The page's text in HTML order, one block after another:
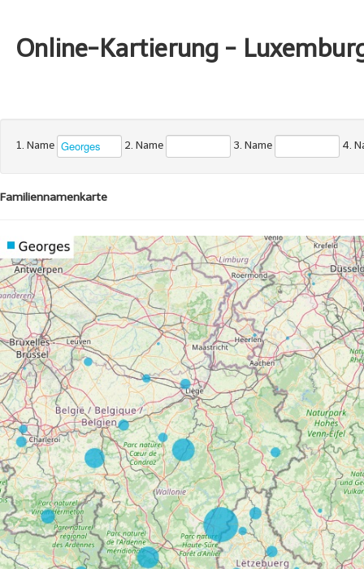
Online-Kartierung -
1. Name 2. Name 3. Name 4.
Familiennamenkarte